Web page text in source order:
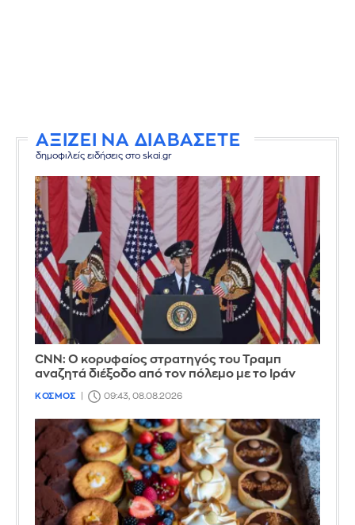
ΑΞΙΖΕΙ ΝΑ ΔΙΑΒΑΣΕΤΕ
δημοφιλείς ειδήσεις στο skai.gr
CNN: Ο κορυφαίος στρατηγός του Τραμπ
αναζητά διέξοδο από τον πόλεμο με το Ιράν
ΚΟΣΜΟΣ 09:43, 08.08.2026